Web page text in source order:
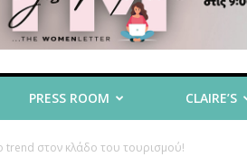
PRESS ROOM CLAIRE’S
trend στον κλάδο του τουρισμού!